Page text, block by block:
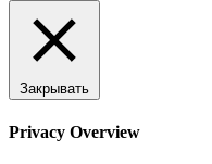
Закрывать
Privacy Overview